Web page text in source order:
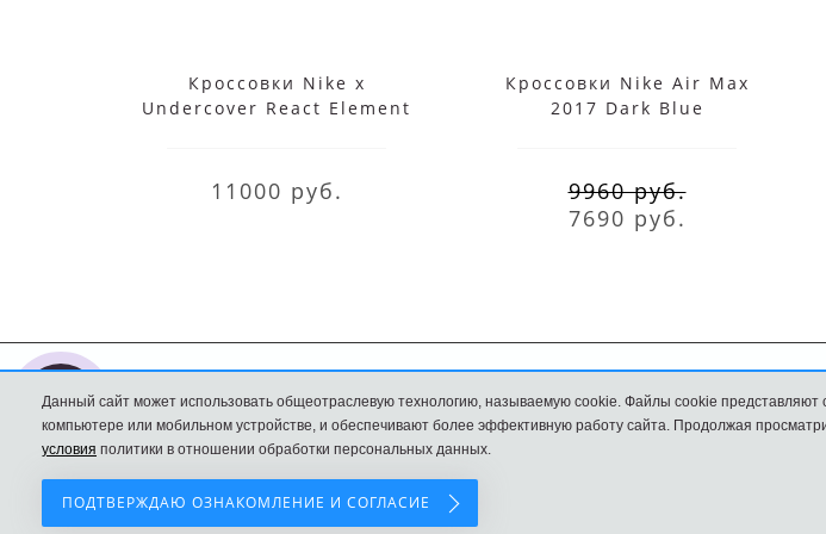
Кроссовки Nike x
Undercover React Element
11000 руб.
Кроссовки Nike Air Max
2017 Dark Blue
9960 руб.
7690 руб.
Nike интернет
магазин
Доставка и оплата Обмен и возврат
Политика
Конфиденциальности
Данный сайт может использовать общеотраслевую технологию, называемую cookie. Файлы cookie
компьютере или мобильном устройстве, и обеспечивают более эффективную работу сайта. Продолжая
условия политики в отношении обработки персональных данных.
ПОДТВЕРЖДАЮ ОЗНАКОМЛЕНИЕ И СОГЛАСИЕ